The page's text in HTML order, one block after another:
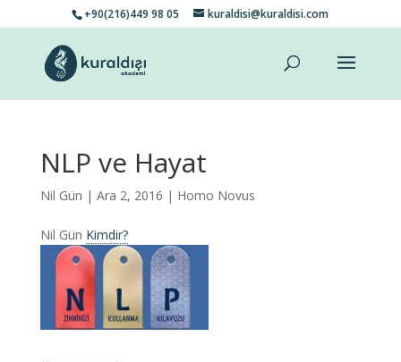
+90(216)449 98 05 kuraldisi@kuraldisi.com
NLP ve Hayat
Nil Gün | Ara 2, 2016 | Homo Novus
Nil Gün Kimdir?